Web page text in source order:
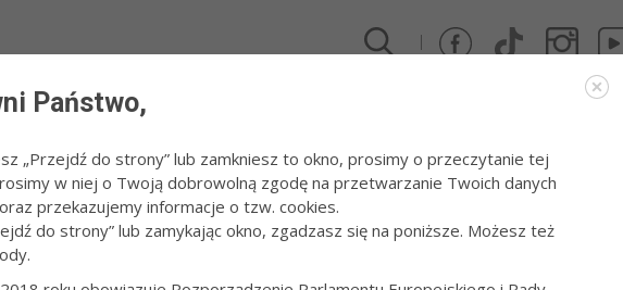
/ XXV Festiwal Komedii Talia, dzień VI
KOMEDII TALIA, DZIEŃ VI
Państwo,
„Przejdź do strony” lub zamkniesz to okno, prosimy o przeczytanie tej
w niej o Twoją dobrowolną zgodę na przetwarzanie Twoich danych
przekazujemy informacje o tzw. cookies.
do strony” lub zamykając okno, zgadzasz się na poniższe. Możesz też